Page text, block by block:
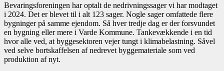
Bevaringsforeningen har optalt de nedrivningssager vi har modtaget
i 2024. Det er blevet til i alt 123 sager. Nogle sager omfattede flere
bygninger på samme ejendom. Så hver tredje dag er der forsvundet
en bygning eller mere i Varde Kommune. Tankevækkende i en tid
hvor alle ved, at byggesektoren vejer tungt i klimabelastning. Såvel
ved selve bortskaffelsen af nedrevet byggemateriale som ved
produktion af nyt.